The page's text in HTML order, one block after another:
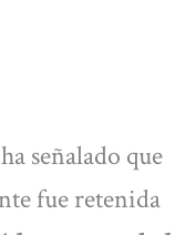
señalado que
fue retenida